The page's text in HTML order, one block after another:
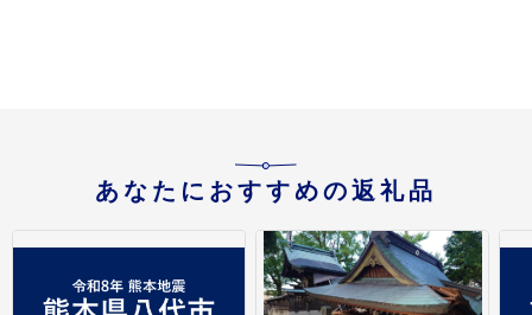
あなたにおすすめの返礼品